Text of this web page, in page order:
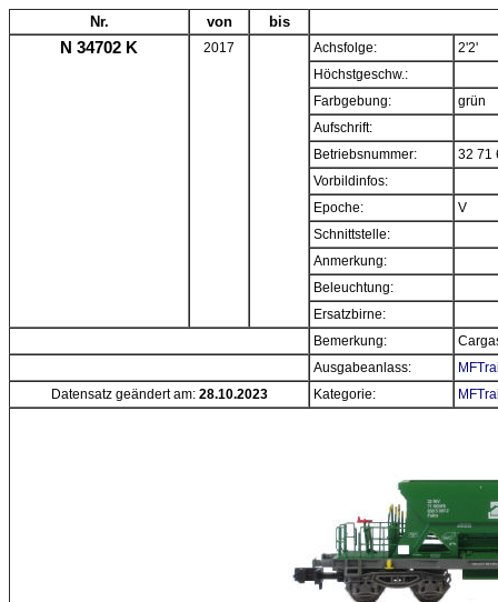
Nr. von bis
N 34702 K 2017 Achsfolge:
2'2'
Höchstgeschw.:
Farbgebung:
grün
Aufschrift:
Betriebsnummer:
32 71
Vorbildinfos:
Epoche:
V
Schnittstelle:
Anmerkung:
Beleuchtung:
Ersatzbirne:
Bemerkung:
Ausgabeanlass:
Datensatz geändert am: 28.10.2023 Kategorie: